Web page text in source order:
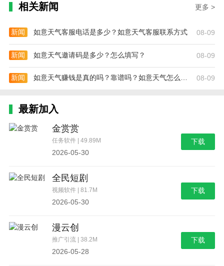
相关新闻 更多 >
新闻 如意天气客服电话是多少？如意天气客服联系方式 08-09
新闻 如意天气邀请码是多少？怎么填写？ 08-09
新闻 如意天气赚钱是真的吗？靠谱吗？如意天气怎么赚钱 08-09
最新加入
金赏赏
任务软件 | 49.89M
2026-05-30
下载
全民短剧
视频软件 | 81.7M
2026-05-30
下载
漫云创
推广引流 | 38.2M
2026-05-28
下载